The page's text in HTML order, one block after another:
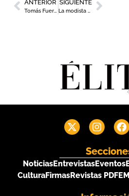
ANTERIOR
Tomás Fuertes recibe el ‘Bastón de Oro’ de ADERMUR
SIGUIENTE
La modista Ester Cerdán, premiada por la asociación Colabora Mujer
NoticiasEntrevistasEventos
CulturaFirmasRevistas PDF